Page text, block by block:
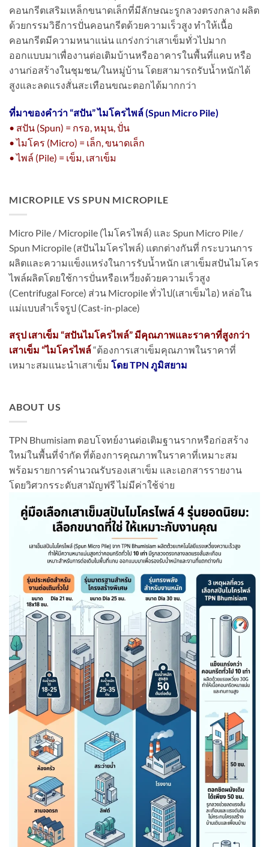
คอนกรีตเสริมเหล็กขนาดเล็กที่มีลักษณะรูกลวงตรงกลาง ผลิต
ด้วยกรรมวิธีการปั่นคอนกรีตด้วยความเร็วสูง ทำให้เนื้อ
คอนกรีตมีความหนาแน่น แกร่งกว่าเสาเข็มทั่วไปมาก
ออกแบบมาเพื่องานต่อเติมบ้านหรืออาคารในพื้นที่แคบ หรือ
งานก่อสร้างในชุมชน/ในหมู่บ้าน โดยสามารถรับน้ำหนักได้
สูงและลดแรงสั่นสะเทือนขณะตอกได้มากกว่า
ที่มาของคำว่า “สปัน” ไมโครไพล์ (Spun Micro Pile)
• สปัน (Spun) = กรอ, หมุน, ปั่น
• ไมโคร (Micro) = เล็ก, ขนาดเล็ก
• ไพล์ (Pile) = เข็ม, เสาเข็ม
MICROPILE VS SPUN MICROPILE
Micro Pile / Micropile (ไมโครไพล์) และ Spun Micro Pile /
Spun Micropile (สปันไมโครไพล์) แตกต่างกันที่ กระบวนการ
ผลิตและความแข็งแหร่งในการรับน้ำหนัก เสาเข็มสปันไมโคร
ไพล์ผลิตโดยใช้การปั่นหรือเหวี่ยงด้วยความเร็วสูง
(Centrifugal Force) ส่วน Micropile ทั่วไป(เสาเข็มไอ) หล่อใน
แม่แบบสำเร็จรูป (Cast-in-place)
สรุป เสาเข็ม “สปันไมโครไพล์” มีคุณภาพและราคาที่สูงกว่า
เสาเข็ม “ไมโครไพล์“ต้องการเสาเข็มคุณภาพในราคาที่
เหมาะสมแนะนำเสาเข็ม โดย TPN ภูมิสยาม
ABOUT US
TPN Bhumisiam ตอบโจทย์งานต่อเติมฐานรากหรือก่อสร้าง
ใหม่ในพื้นที่จำกัด ที่ต้องการคุณภาพในราคาที่เหมาะสม
พร้อมรายการคำนวณรับรองเสาเข็ม และเอกสารรายงาน
โดยวิศวกรระดับสามัญฟรี ไม่มีค่าใช้จ่าย